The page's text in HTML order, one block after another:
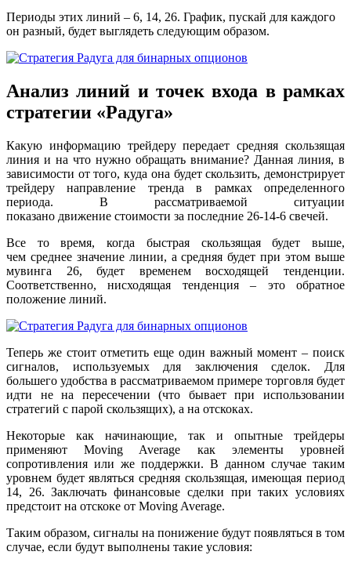
Периоды этих линий – 6, 14, 26. График, пускай для каждого
он разный, будет выглядеть следующим образом.
Анализ линий и точек входа в рамках
стратегии «Радуга»
Какую информацию трейдеру передает средняя скользящая
линия и на что нужно обращать внимание? Данная линия, в
зависимости от того, куда она будет скользить, демонстрирует
трейдеру направление тренда в рамках определенного
периода. В рассматриваемой ситуации
показано движение стоимости за последние 26-14-6 свечей.
Все то время, когда быстрая скользящая будет выше,
чем среднее значение линии, а средняя будет при этом выше
мувинга 26, будет временем восходящей тенденции.
Соответственно, нисходящая тенденция – это обратное
положение линий.
Теперь же стоит отметить еще один важный момент – поиск
сигналов, используемых для заключения сделок. Для
большего удобства в рассматриваемом примере торговля будет
идти не на пересечении (что бывает при использовании
стратегий с парой скользящих), а на отскоках.
Некоторые как начинающие, так и опытные трейдеры
применяют Moving Average как элементы уровней
сопротивления или же поддержки. В данном случае таким
уровнем будет являться средняя скользящая, имеющая период
14, 26. Заключать финансовые сделки при таких условиях
предстоит на отскоке от Moving Average.
Таким образом, сигналы на понижение будут появляться в том
случае, если будут выполнены такие условия: